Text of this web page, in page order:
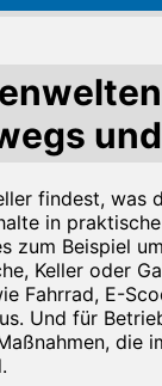
findest, was
in
zum Beispiel
Keller oder
Fahrrad, E-
Und für
die